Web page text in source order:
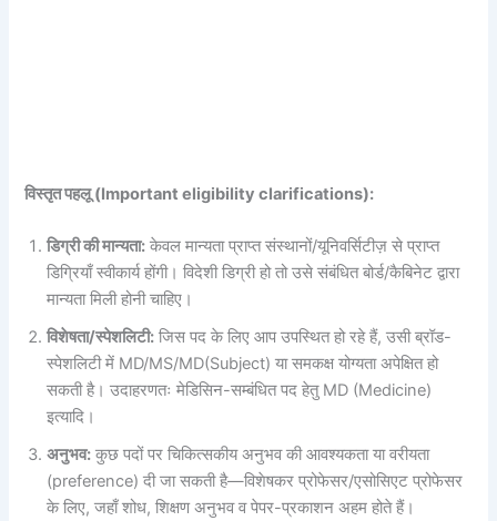
विस्तृत पहलू (Important eligibility clarifications):
डिग्री की मान्यता: केवल मान्यता प्राप्त संस्थानों/यूनिवर्सिटीज़ से प्राप्त
डिग्रियाँ स्वीकार्य होंगी। विदेशी डिग्री हो तो उसे संबंधित बोर्ड/कैबिनेट द्वारा
मान्यता मिली होनी चाहिए।
विशेषता/स्पेशलिटी: जिस पद के लिए आप उपस्थित हो रहे हैं, उसी ब्रॉड-
स्पेशलिटी में MD/MS/MD(Subject) या समकक्ष योग्यता अपेक्षित हो
सकती है। उदाहरणतः मेडिसिन-सम्बंधित पद हेतु MD (Medicine)
इत्यादि।
अनुभव: कुछ पदों पर चिकित्सकीय अनुभव की आवश्यकता या वरीयता
(preference) दी जा सकती है—विशेषकर प्रोफेसर/एसोसिएट प्रोफेसर
के लिए, जहाँ शोध, शिक्षण अनुभव व पेपर-प्रकाशन अहम होते हैं।